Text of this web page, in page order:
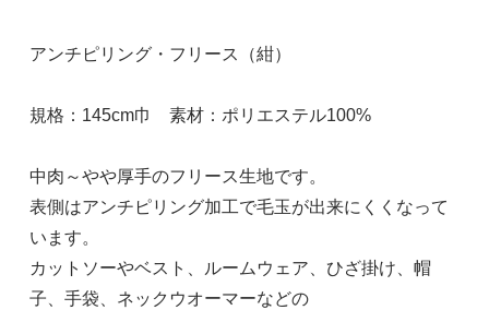
アンチピリング・フリース（紺）
規格：145cm巾 素材：ポリエステル100%
中肉～やや厚手のフリース生地です。
表側はアンチピリング加工で毛玉が出来にくくなって
います。
カットソーやベスト、ルームウェア、ひざ掛け、帽
子、手袋、ネックウオーマーなどの